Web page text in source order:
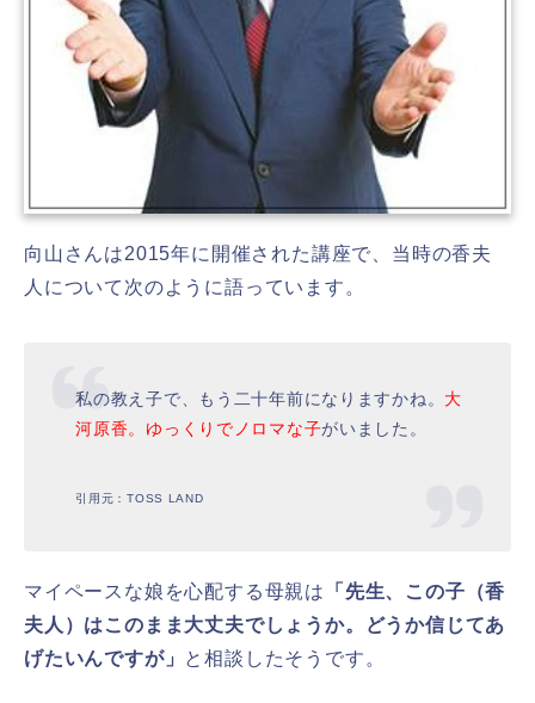
向山さんは2015年に開催された講座で、当時の香夫
人について次のように語っています。
私の教え子で、もう二十年前になりますかね。 大
河原香。ゆっくりでノロマな子がいました。
引用元：TOSS LAND
マイペースな娘を心配する母親は
「先生、この子（香
夫人）はこのまま大丈夫でしょうか。どうか信じてあ
げたいんですが」 と相談したそうです。